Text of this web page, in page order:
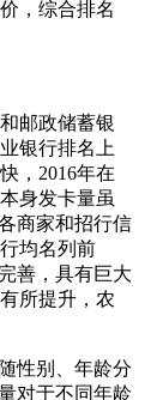
，综合排名
邮政储蓄银
银行排名上
，2016年在
身发卡量虽
商家和招行信
均名列前
善，具有巨大
所提升，农
性别、年龄分
对于不同年龄